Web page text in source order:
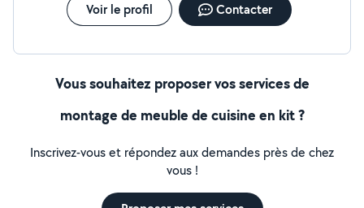
Voir le profil Contacter
Vous souhaitez proposer vos services de
montage de meuble de cuisine en kit ?
Inscrivez-vous et répondez aux demandes près de chez
vous !